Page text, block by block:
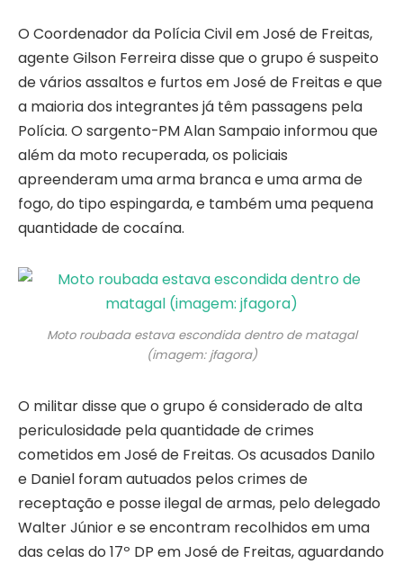
O Coordenador da Polícia Civil em José de Freitas,
agente Gilson Ferreira disse que o grupo é suspeito
de vários assaltos e furtos em José de Freitas e que
a maioria dos integrantes já têm passagens pela
Polícia. O sargento-PM Alan Sampaio informou que
além da moto recuperada, os policiais
apreenderam uma arma branca e uma arma de
fogo, do tipo espingarda, e também uma pequena
quantidade de cocaína.
Moto roubada estava escondida dentro de matagal
(imagem: jfagora)
O militar disse que o grupo é considerado de alta
periculosidade pela quantidade de crimes
cometidos em José de Freitas. Os acusados Danilo
e Daniel foram autuados pelos crimes de
receptação e posse ilegal de armas, pelo delegado
Walter Júnior e se encontram recolhidos em uma
das celas do 17º DP em José de Freitas, aguardando